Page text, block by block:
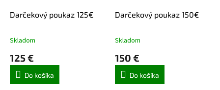
Darčekový poukaz 125€
Skladom
125 €
Do košíka
Darčekový poukaz 150€
Skladom
150 €
Do košíka